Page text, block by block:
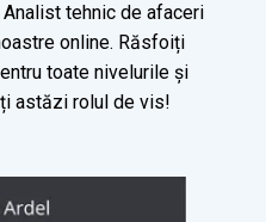
tehnic de afaceri
online. Răsfoiți
toate nivelurile și
astăzi rolul de vis!